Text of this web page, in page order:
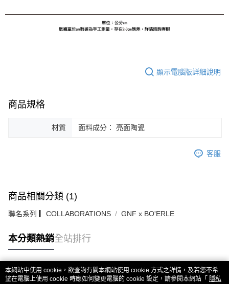
顯示電腦版詳細說明
商品規格
材質 面料成分： 亮面陶瓷
客服
商品相關分類 (1)
聯名系列 ▎COLLABORATIONS GNF x BO'ERLE
本分類熱銷全站排行
熱門標籤
本網站中使用 cookie，欲查詢有關本網站使用 cookie 方式之詳情，及若您不希
望在電腦上使用 cookie 時應如何變更電腦的 cookie 設定，請參閱本網站「 隱私